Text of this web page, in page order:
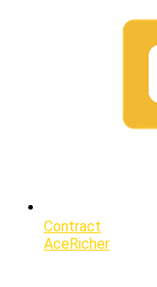
Contract
AceRicher